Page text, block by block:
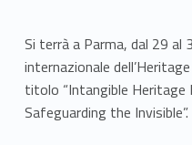
Si terrà a Parma, dal 29 al
internazionale
titolo “Intangible Heritage
Safeguarding the Invisible”.